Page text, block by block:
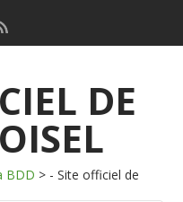
DE
BDD > - Site officiel de